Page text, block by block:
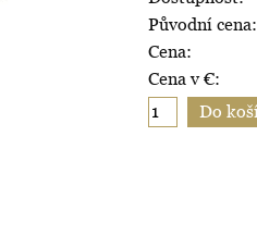
Původní cena:
Cena:
Cena v €: